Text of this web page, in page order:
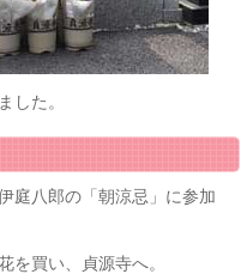
した。
庭八郎の「朝涼忌」に参加
を買い、貞源寺へ。